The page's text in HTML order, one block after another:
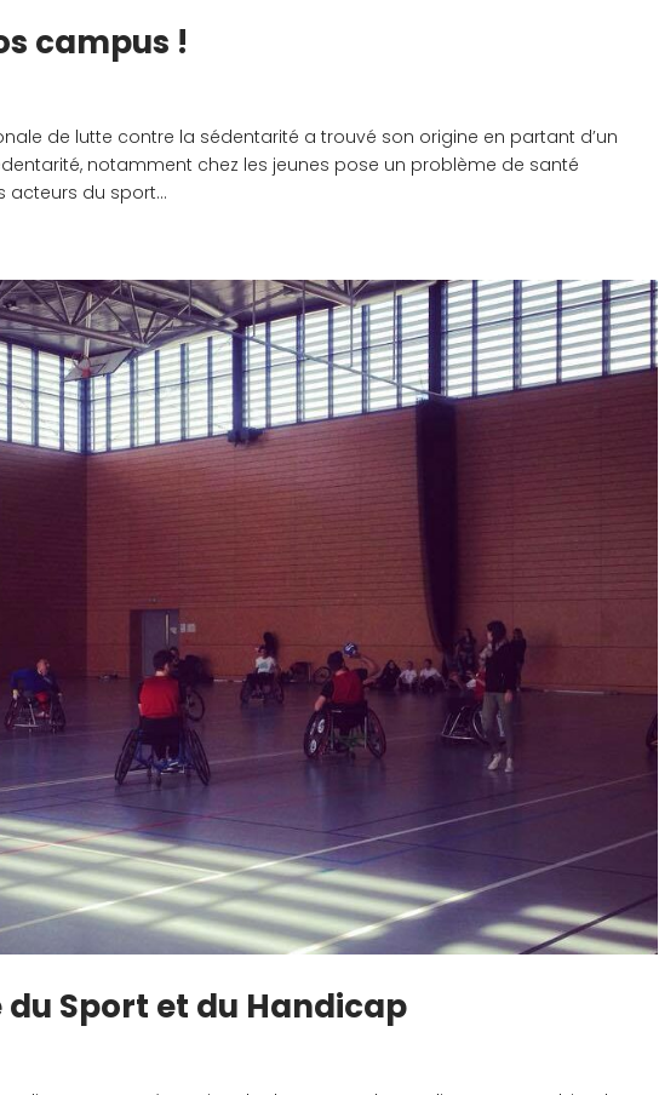
campus !
de lutte contre la sédentarité a trouvé son origine en partant d’un
notamment chez les jeunes pose un problème de santé
acteurs du sport...
Sport et du Handicap